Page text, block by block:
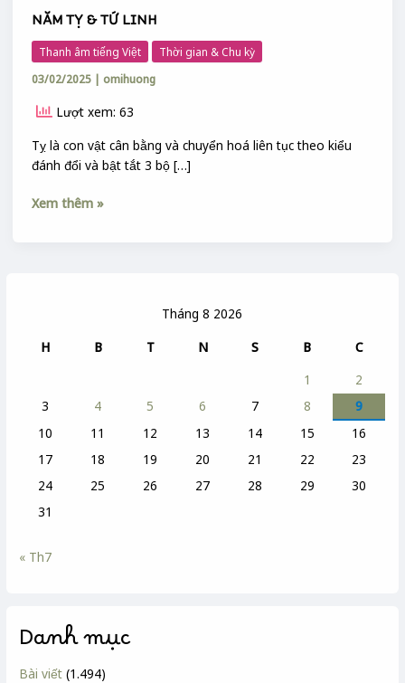
Tháng 8 2026
H
B T N S B
C
1
2
3
4 5 6 7 8
9
10
11 12 13 14 15
16
17
18 19 20 21 22
23
24
25 26 27 28 29
30
31
« Th7
Danh mục
Bài viết (1.494)
NĂM TỴ & TỨ LINH
Thanh âm tiếng Việt
Thời gian & Chu kỳ
03/02/2025 | omihuong
Lượt xem: 63
Tỵ là con vật cân bằng và chuyển hoá liên tục theo kiểu
đánh đổi và bật tắt 3 bộ […]
Xem thêm »